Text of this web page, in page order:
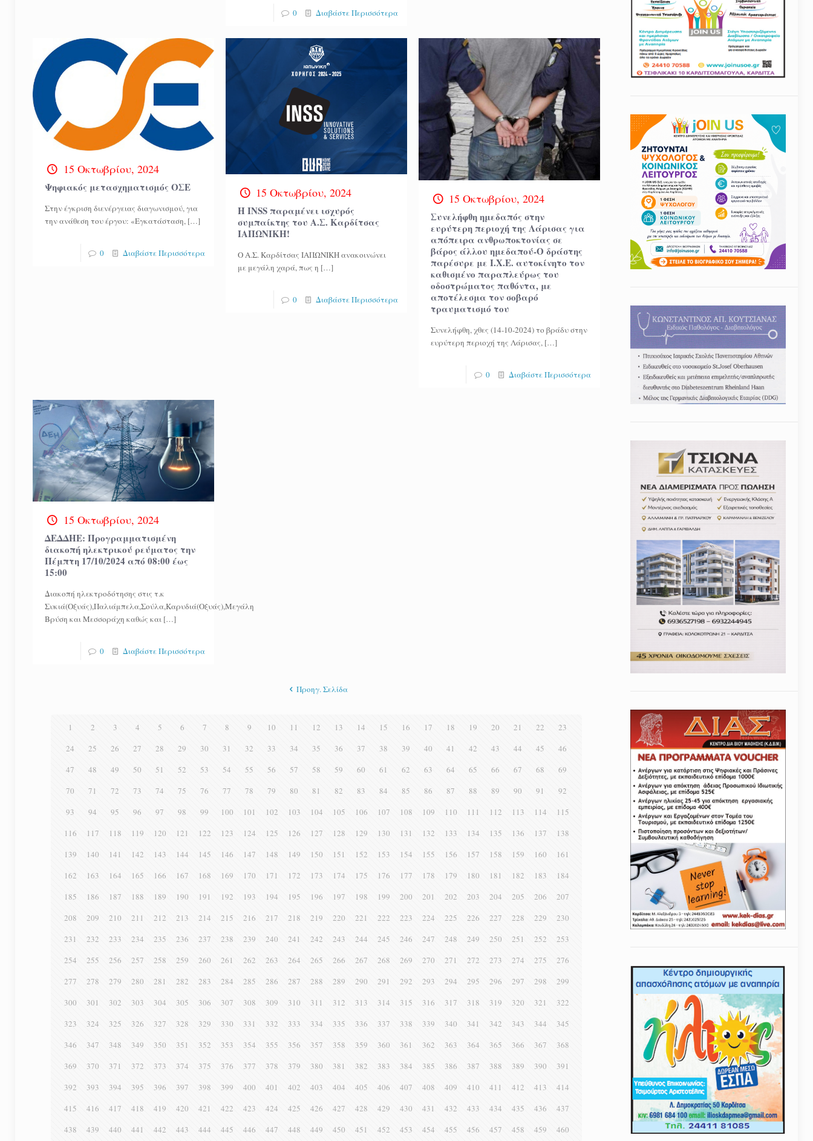
0 Διαβάστε Περισσότερα
15 Οκτωβρίου, 2024
Ψηφιακός μετασχηματισμός ΟΣΕ
Στην έγκριση διενέργειας διαγωνισμού, για
την ανάθεση του έργου: «Εγκατάσταση, […]
0 Διαβάστε Περισσότερα
15 Οκτωβρίου, 2024
Η INSS παραμένει ισχυρός
συμπαίκτης του Α.Σ. Καρδίτσας
ΙΑΠΩΝΙΚΗ!
Ο Α.Σ. Καρδίτσας ΙΑΠΩΝΙΚΗ ανακοινώνει
με μεγάλη χαρά, πως η […]
0 Διαβάστε Περισσότερα
15 Οκτωβρίου, 2024
Συνελήφθη ημεδαπός στην
ευρύτερη περιοχή της Λάρισας για
απόπειρα ανθρωποκτονίας σε
βάρος άλλου ημεδαπού-Ο δράστης
παρέσυρε με Ι.Χ.Ε. αυτοκίνητο τον
καθισμένο παραπλεύρως του
οδοστρώματος παθόντα, με
αποτέλεσμα τον σοβαρό
τραυματισμό του
Συνελήφθη, χθες (14-10-2024) το βράδυ στην
ευρύτερη περιοχή της Λάρισας, […]
0 Διαβάστε Περισσότερα
15 Οκτωβρίου, 2024
ΔΕΔΔΗΕ: Προγραμματισμένη
διακοπή ηλεκτρικού ρεύματος την
Πέμπτη 17/10/2024 από 08:00 έως
15:00
Διακοπή ηλεκτροδότησης στις τ.κ
Συκιά(Οξυάς),Παλιάμπελα,Σούλα,Καρυδιά(Οξυάς),Μεγάλη
Βρύση και Μεσσοράχη καθώς και […]
0 Διαβάστε Περισσότερα
Προηγ. Σελίδα
1 2 3 4 5 6 7 8 9 10 11 12 13 14 15 16 17 18 19 20 21 22
23
24
25 26 27 28 29 30 31 32 33 34 35 36 37 38 39 40 41 42 43 44 45
46
47
48 49 50 51 52 53 54 55 56 57 58 59 60 61 62 63 64 65 66 67 68
69
70
71 72 73 74 75 76 77 78 79 80 81 82 83 84 85 86 87 88 89 90 91
92
93
94 95 96 97 98 99 100 101 102 103 104 105 106 107 108 109 110 111 112 113 114
115
116
117 118 119 120 121 122 123 124 125 126 127 128 129 130 131 132 133 134 135 136 137
138
139
140 141 142 143 144 145 146 147 148 149 150 151 152 153 154 155 156 157 158 159 160
161
162
163 164 165 166 167 168 169 170 171 172 173 174 175 176 177 178 179 180 181 182 183
184
185
186 187 188 189 190 191 192 193 194 195 196 197 198 199 200 201 202 203 204 205 206
207
208
209 210 211 212 213 214 215 216 217 218 219 220 221 222 223 224 225 226 227 228 229
230
231
232 233 234 235 236 237 238 239 240 241 242 243 244 245 246 247 248 249 250 251 252
253
254
255 256 257 258 259 260 261 262 263 264 265 266 267 268 269 270 271 272 273 274 275
276
277
278 279 280 281 282 283 284 285 286 287 288 289 290 291 292 293 294 295 296 297 298
299
300
301 302 303 304 305 306 307 308 309 310 311 312 313 314 315 316 317 318 319 320 321
322
323
324 325 326 327 328 329 330 331 332 333 334 335 336 337 338 339 340 341 342 343 344
345
346
347 348 349 350 351 352 353 354 355 356 357 358 359 360 361 362 363 364 365 366 367
368
369
370 371 372 373 374 375 376 377 378 379 380 381 382 383 384 385 386 387 388 389 390
391
392
393 394 395 396 397 398 399 400 401 402 403 404 405 406 407 408 409 410 411 412 413
414
415
416 417 418 419 420 421 422 423 424 425 426 427 428 429 430 431 432 433 434 435 436
437
438
439 440 441 442 443 444 445 446 447 448 449 450 451 452 453 454 455 456 457 458 459 460